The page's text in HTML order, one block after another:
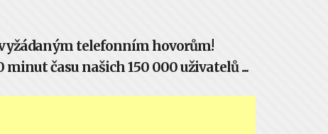
telefonním hovorům!
minut času našich 150 000 uživatelů ...